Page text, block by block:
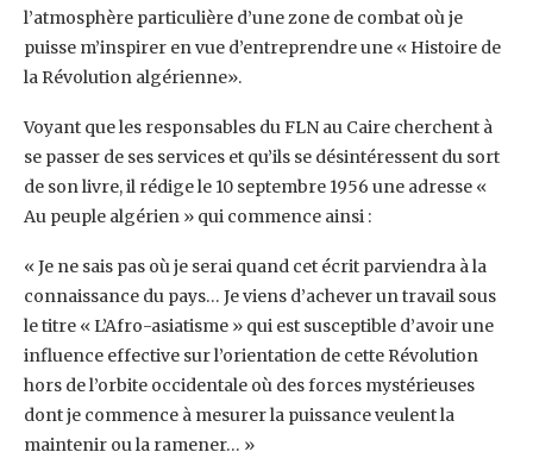
l’atmosphère particulière ‎d’une zone de combat où je
puisse m’inspirer en vue d’entreprendre une « Histoire de
la ‎Révolution algérienne». ‎
Voyant que les responsables du FLN au Caire cherchent à
se passer de ses services et qu’ils se ‎désintéressent du sort
de son livre, il rédige le 10 septembre 1956 une adresse «
Au peuple ‎algérien » qui commence ainsi :
« Je ne sais pas où je serai quand cet écrit parviendra à la
‎connaissance du pays… Je viens d’achever un travail sous
le titre « L’Afro-asiatisme » qui est ‎susceptible d’avoir une
influence effective sur l’orientation de cette Révolution
hors de l’orbite ‎occidentale où des forces mystérieuses
dont je commence à mesurer la puissance veulent la
‎maintenir ou la ramener… » ‎